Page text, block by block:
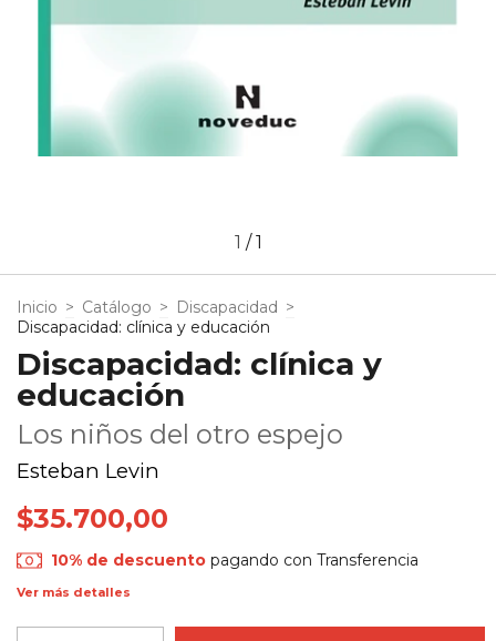
1 /1
Inicio > Catálogo > Discapacidad >
Discapacidad: clínica y educación
Discapacidad: clínica y
educación
Los niños del otro espejo
Esteban Levin
$35.700,00
10% de descuento pagando con Transferencia
Ver más detalles